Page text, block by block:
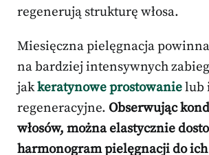
regenerują strukturę włosa.
Miesięczna pielęgnacja
na bardziej intensywnych
jakkeratynowe prostowanielub
regeneracyjne. Obserwując
włosów, można elastycznie
harmonogram pielęgnacji do